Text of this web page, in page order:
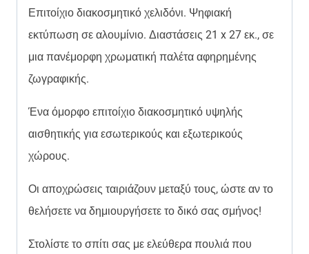
Επιτοίχιο διακοσμητικό χελιδόνι. Ψηφιακή
εκτύπωση σε αλουμίνιο. Διαστάσεις 21 x 27 εκ., σε
μια πανέμορφη χρωματική παλέτα αφηρημένης
ζωγραφικής.
Ένα όμορφο επιτοίχιο διακοσμητικό υψηλής
αισθητικής για εσωτερικούς και εξωτερικούς
χώρους.
Οι αποχρώσεις ταιριάζουν μεταξύ τους, ώστε αν το
θελήσετε να δημιουργήσετε το δικό σας σμήνος!
Στολίστε το σπίτι σας με ελεύθερα πουλιά που